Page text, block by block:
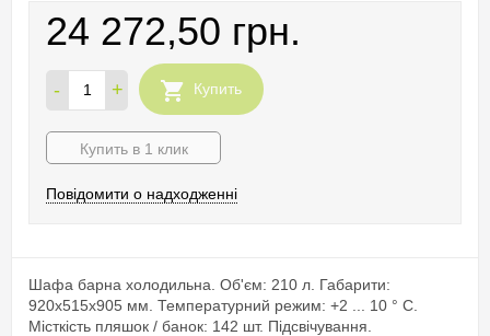
24 272,50 грн.
- + Купить
Купить в 1 клик
Повідомити о надходженні
Шафа барна холодильна. Об'єм: 210 л. Габарити:
920x515x905 мм. Температурний режим: +2 ... 10 ° С.
Місткість пляшок / банок: 142 шт. Підсвічування.